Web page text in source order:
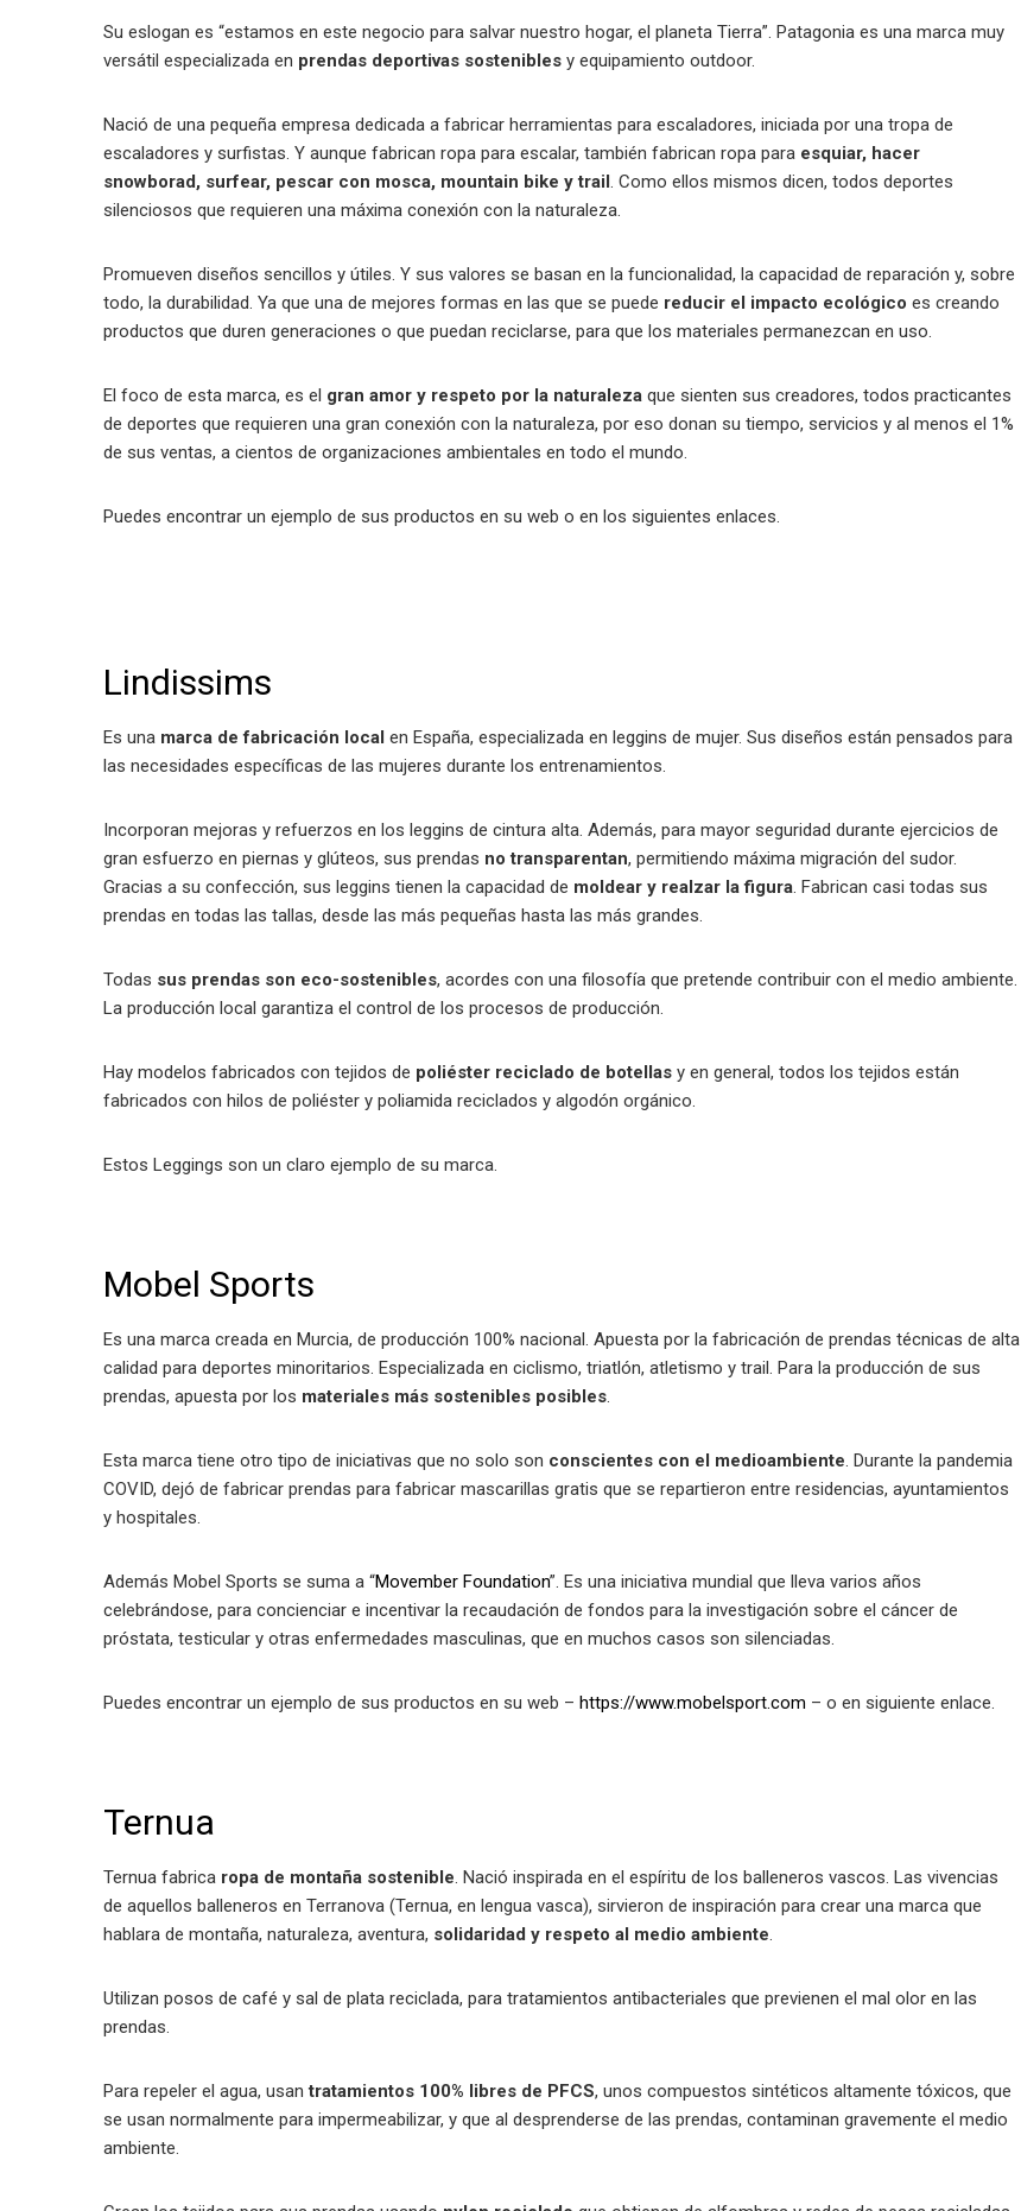
Su eslogan es “estamos en este negocio para salvar nuestro hogar, el planeta Tierra”. Patagonia es una marca muy
versátil especializada en prendas deportivas sostenibles y equipamiento outdoor.
Nació de una pequeña empresa dedicada a fabricar herramientas para escaladores, iniciada por una tropa de
escaladores y surfistas. Y aunque fabrican ropa para escalar, también fabrican ropa para esquiar, hacer
snowborad, surfear, pescar con mosca, mountain bike y trail. Como ellos mismos dicen, todos deportes
silenciosos que requieren una máxima conexión con la naturaleza.
Promueven diseños sencillos y útiles. Y sus valores se basan en la funcionalidad, la capacidad de reparación y, sobre
todo, la durabilidad. Ya que una de mejores formas en las que se puede reducir el impacto ecológico es creando
productos que duren generaciones o que puedan reciclarse, para que los materiales permanezcan en uso.
El foco de esta marca, es el gran amor y respeto por la naturaleza que sienten sus creadores, todos practicantes
de deportes que requieren una gran conexión con la naturaleza, por eso donan su tiempo, servicios y al menos el 1%
de sus ventas, a cientos de organizaciones ambientales en todo el mundo.
Puedes encontrar un ejemplo de sus productos en su web o en los siguientes enlaces.
Lindissims
Es una marca de fabricación local en España, especializada en leggins de mujer. Sus diseños están pensados para
las necesidades específicas de las mujeres durante los entrenamientos.
Incorporan mejoras y refuerzos en los leggins de cintura alta. Además, para mayor seguridad durante ejercicios de
gran esfuerzo en piernas y glúteos, sus prendas no transparentan, permitiendo máxima migración del sudor.
Gracias a su confección, sus leggins tienen la capacidad de moldear y realzar la figura. Fabrican casi todas sus
prendas en todas las tallas, desde las más pequeñas hasta las más grandes.
Todas sus prendas son eco-sostenibles, acordes con una filosofía que pretende contribuir con el medio ambiente.
La producción local garantiza el control de los procesos de producción.
Hay modelos fabricados con tejidos de poliéster reciclado de botellas y en general, todos los tejidos están
fabricados con hilos de poliéster y poliamida reciclados y algodón orgánico.
Estos Leggings son un claro ejemplo de su marca.
Mobel Sports
Es una marca creada en Murcia, de producción 100% nacional. Apuesta por la fabricación de prendas técnicas de alta
calidad para deportes minoritarios. Especializada en ciclismo, triatlón, atletismo y trail. Para la producción de sus
prendas, apuesta por los materiales más sostenibles posibles.
Esta marca tiene otro tipo de iniciativas que no solo son conscientes con el medioambiente. Durante la pandemia
COVID, dejó de fabricar prendas para fabricar mascarillas gratis que se repartieron entre residencias, ayuntamientos
y hospitales.
Además Mobel Sports se suma a “Movember Foundation”. Es una iniciativa mundial que lleva varios años
celebrándose, para concienciar e incentivar la recaudación de fondos para la investigación sobre el cáncer de
próstata, testicular y otras enfermedades masculinas, que en muchos casos son silenciadas.
Puedes encontrar un ejemplo de sus productos en su web – https://www.mobelsport.com – o en siguiente enlace.
Ternua
Ternua fabrica ropa de montaña sostenible. Nació inspirada en el espíritu de los balleneros vascos. Las vivencias
de aquellos balleneros en Terranova (Ternua, en lengua vasca), sirvieron de inspiración para crear una marca que
hablara de montaña, naturaleza, aventura, solidaridad y respeto al medio ambiente.
Utilizan posos de café y sal de plata reciclada, para tratamientos antibacteriales que previenen el mal olor en las
prendas.
Para repeler el agua, usantratamientos 100% libres de PFCS, unos compuestos sintéticos altamente tóxicos, que
se usan normalmente para impermeabilizar, y que al desprenderse de las prendas, contaminan gravemente el medio
ambiente.